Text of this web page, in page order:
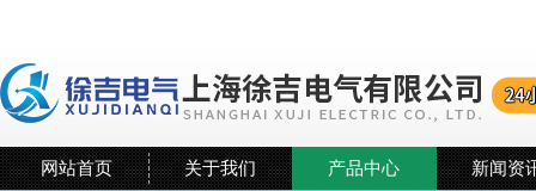
网站首页 关于我们 产品中心 新闻资